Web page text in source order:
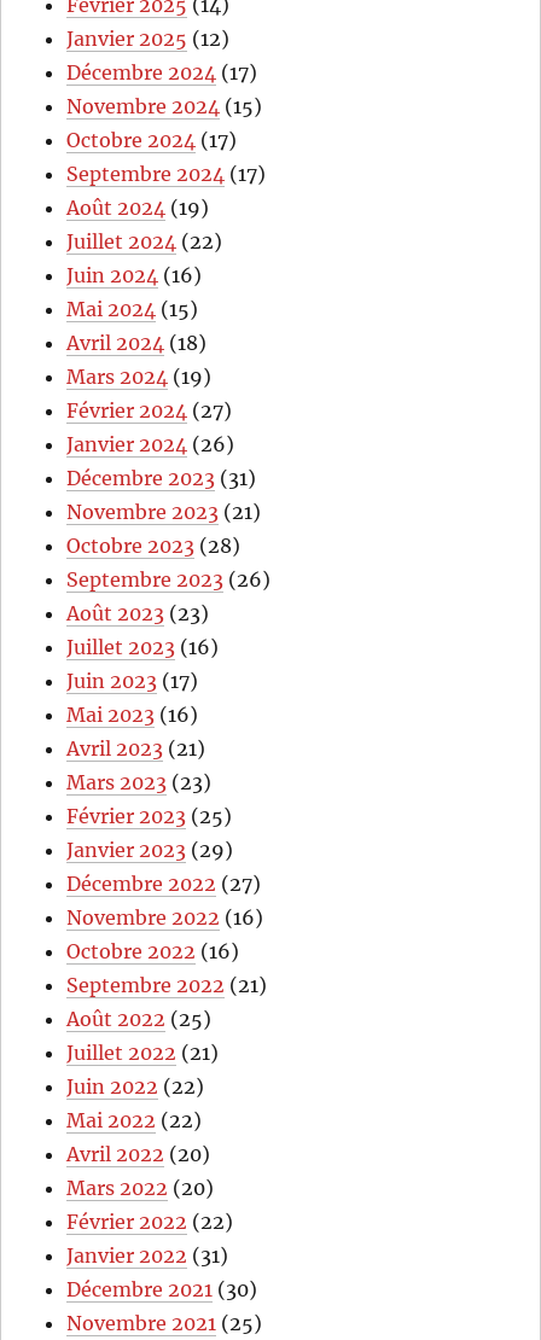
Janvier 2025 (12)
Décembre 2024 (17)
Novembre 2024 (15)
Octobre 2024 (17)
Septembre 2024 (17)
Août 2024 (19)
Juillet 2024 (22)
Juin 2024 (16)
Mai 2024 (15)
Avril 2024 (18)
Mars 2024 (19)
Février 2024 (27)
Janvier 2024 (26)
Décembre 2023 (31)
Novembre 2023 (21)
Octobre 2023 (28)
Septembre 2023 (26)
Août 2023 (23)
Juillet 2023 (16)
Juin 2023 (17)
Mai 2023 (16)
Avril 2023 (21)
Mars 2023 (23)
Février 2023 (25)
Janvier 2023 (29)
Décembre 2022 (27)
Novembre 2022 (16)
Octobre 2022 (16)
Septembre 2022 (21)
Août 2022 (25)
Juillet 2022 (21)
Juin 2022 (22)
Mai 2022 (22)
Avril 2022 (20)
Mars 2022 (20)
Février 2022 (22)
Janvier 2022 (31)
Décembre 2021 (30)
Novembre 2021 (25)